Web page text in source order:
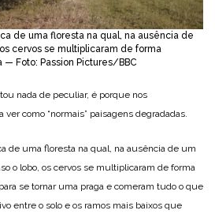
de uma floresta na qual, na ausência de
cervos se multiplicaram de forma
— Foto: Passion Pictures/BBC
nada de peculiar, é porque nos
ver como “normais” paisagens degradadas.
de uma floresta na qual, na ausência de um
o lobo, os cervos se multiplicaram de forma
se tornar uma praga e comeram tudo o que
entre o solo e os ramos mais baixos que